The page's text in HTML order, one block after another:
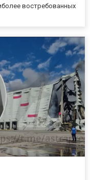
востребованных